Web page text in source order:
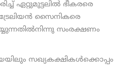
ഏറ്റുമുട്ടലില്‍ ഭീകരരെ
സൈനികരെ
സംരക്ഷണം
സഖ്യകക്ഷികള്‍ക്കൊപ്പം